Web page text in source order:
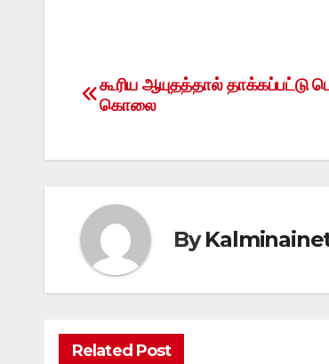
Post
கூரிய ஆயுதத்தால்
கொலை
By
Related Post